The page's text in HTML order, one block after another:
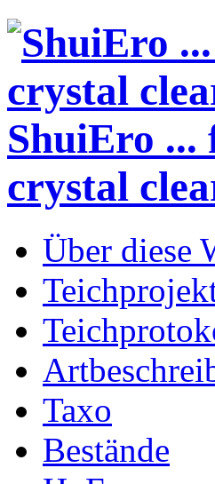
ShuiEro ...
crystal
Über diese
Taxo
Bestände